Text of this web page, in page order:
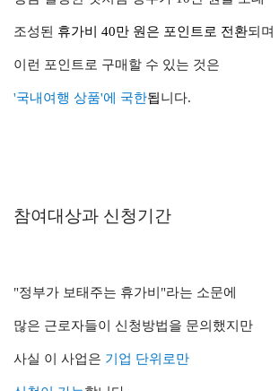
조성된 휴가비 40만 원은 포인트로 전환되며
이런 포인트로 구매할 수 있는 것은
'국내여행 상품'에 국한됩니다.
참여대상과 신청기간
"정부가 보태주는 휴가비"라는 소문에
많은 근로자들이 신청방법을 문의했지만
사실 이 사업은 기업 단위로만